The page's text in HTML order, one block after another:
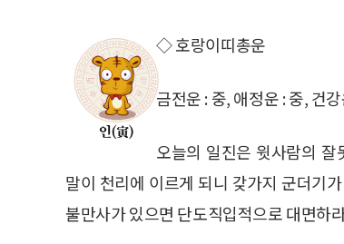
◇ 호랑이띠총운
금전운 : 중, 애정운 : 중, 건
오늘의 일진은 윗사람의
말이 천리에 이르게 되니 갖가지 군더기
불만사가 있으면 단도직입적으로 대면하